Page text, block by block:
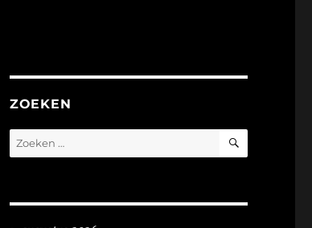
ZOEKEN
Zoeken
naar:
ZOEKEN